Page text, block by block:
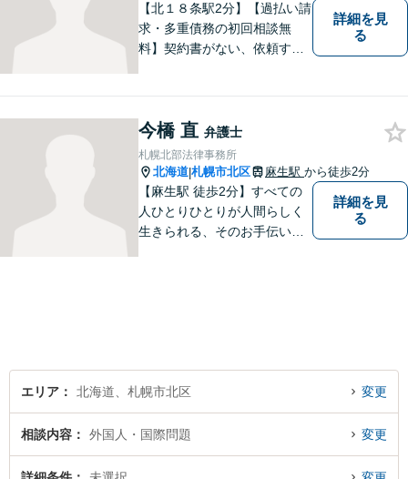
【北１８条駅2分】【過払い請
求・多重債務の初回相談無
料】契約書がない、依頼する
確認するのではすでに手遅れ
です。役員様のみならず、現
場のスタッフ様も法律知識が
仕事を守ります。
詳細を見
る
今橋 直 弁護士
札幌北部法律事務所
北海道|札幌市北区 麻生駅 から徒歩2分
【麻生駅 徒歩2分】すべての
人ひとりひとりが人間らしく
生きられる、そのお手伝いを
詳細を見
る
エリア 北海道、札幌市北区 変更
相談内容 外国人・国際問題 変更